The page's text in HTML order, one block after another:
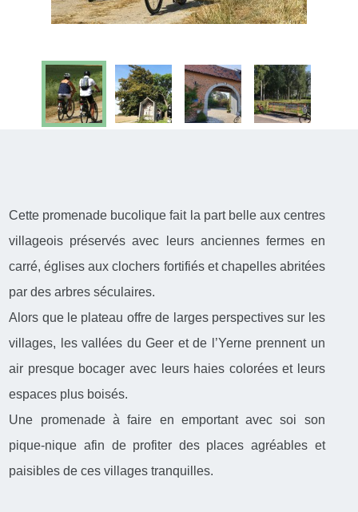
Cette promenade bucolique fait la part belle aux centres
villageois préservés avec leurs anciennes fermes en
carré, églises aux clochers fortifiés et chapelles abritées
par des arbres séculaires.
Alors que le plateau offre de larges perspectives sur les
villages, les vallées du Geer et de l’Yerne prennent un
air presque bocager avec leurs haies colorées et leurs
espaces plus boisés.
Une promenade à faire en emportant avec soi son
pique-nique afin de profiter des places agréables et
paisibles de ces villages tranquilles.